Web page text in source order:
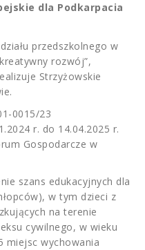
dla Podkarpacia
przedszkolnego w
rozwój”,
Strzyżowskie
0015/23
r. do 14.04.2025 r.
Gospodarcze w
szans edukacyjnych dla
w tym dzieci z
na terenie
cywilnego, w wieku
miejsc wychowania